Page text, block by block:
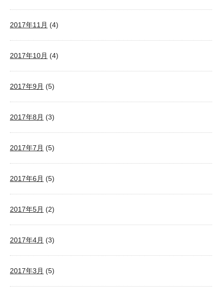
2017年11月 (4)
2017年10月 (4)
2017年9月 (5)
2017年8月 (3)
2017年7月 (5)
2017年6月 (5)
2017年5月 (2)
2017年4月 (3)
2017年3月 (5)